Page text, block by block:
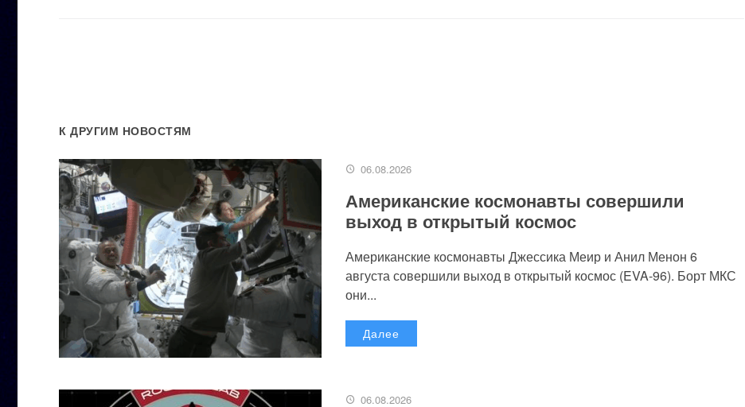
К ДРУГИМ НОВОСТЯМ
06.08.2026
Американские космонавты совершили
выход в открытый космос
Американские космонавты Джессика Меир и Анил Менон 6
августа совершили выход в открытый космос (EVA-96). Борт МКС
они...
Далее
06.08.2026